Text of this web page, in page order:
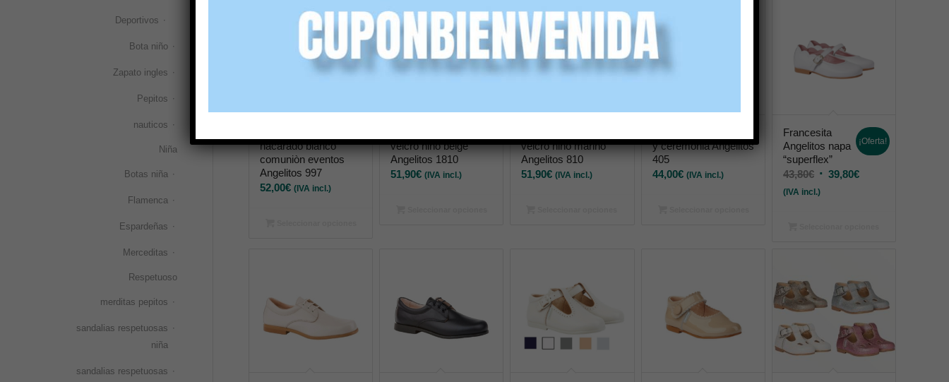
nacarado blanco
comuniòn eventos
Angelitos 997
52,00€ (IVA incl.)
velcro niño beige
Angelitos 1810
51,90€ (IVA incl.)
velcro niño marino
Angelitos 810
51,90€ (IVA incl.)
y ceremonia Angelitos
405
44,00€ (IVA incl.)
Francesita
Angelitos napa
“superflex”
43,80€ 39,80€
(IVA incl.)
¡Oferta!
Deportivos
Bota niño
Zapato ingles
Pepitos
nauticos
Niña
Botas niña
Flamenca
Espardeñas
Merceditas
Respetuoso
merditas pepitos
sandalias respetuosas
niña
sandalias respetuosas